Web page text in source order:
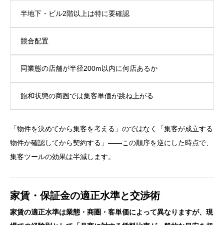
半地下・ビル2階以上は特に要確認
競合配置
同業態の店舗が半径200m以内に何店あるか
飽和状態の商圏では集客単価が跳ね上がる
「物件を決めてから集客を考える」のではなく「集客が成立する
物件か確認してから契約する」――この順序を逆にした時点で、
集客ツールの効果は半減します。
家賃・保証金の適正水準と交渉術
家賃の適正水準は業態・商圏・客単価によって異なりますが、現